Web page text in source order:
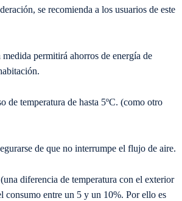
se recomienda a los usuarios de este
permitirá ahorros de energía de
de temperatura de hasta 5ºC. (como otro
de que no interrumpe el flujo de aire.
diferencia de temperatura con el exterior
consumo entre un 5 y un 10%. Por ello es